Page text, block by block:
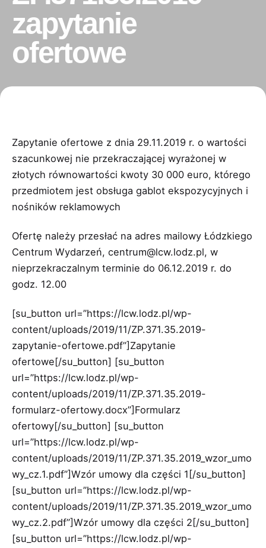
zapytanie
ofertowe
Zapytanie ofertowe z dnia 29.11.2019 r. o wartości
szacunkowej nie przekraczającej wyrażonej w
złotych równowartości kwoty 30 000 euro, którego
przedmiotem jest obsługa gablot ekspozycyjnych i
nośników reklamowych
Ofertę należy przesłać na adres mailowy Łódzkiego
Centrum Wydarzeń, centrum@lcw.lodz.pl, w
nieprzekraczalnym terminie do 06.12.2019 r. do
godz. 12.00
[su_button url=”https://lcw.lodz.pl/wp-
content/uploads/2019/11/ZP.371.35.2019-
zapytanie-ofertowe.pdf”]Zapytanie
ofertowe[/su_button] [su_button
url=”https://lcw.lodz.pl/wp-
content/uploads/2019/11/ZP.371.35.2019-
formularz-ofertowy.docx”]Formularz
ofertowy[/su_button] [su_button
url=”https://lcw.lodz.pl/wp-
content/uploads/2019/11/ZP.371.35.2019_wzor_umo
wy_cz.1.pdf”]Wzór umowy dla części 1[/su_button]
[su_button url=”https://lcw.lodz.pl/wp-
content/uploads/2019/11/ZP.371.35.2019_wzor_umo
wy_cz.2.pdf”]Wzór umowy dla części 2[/su_button]
[su_button url=”https://lcw.lodz.pl/wp-